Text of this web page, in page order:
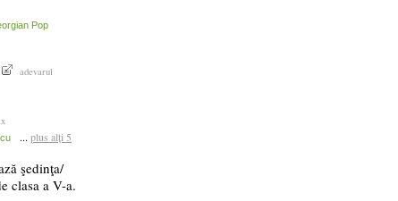
Pop
adevarul
... plus alți 5
şedinţa/
clasa a V-a.